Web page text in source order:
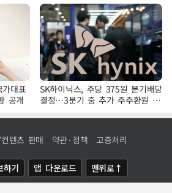
대표
공개
SK하이닉스, 주당 375원 분기배당
결정…3분기 중 추가 주주환원 발
표
텐츠 판매 약관·정책 고충처리
하기 앱 다운로드 맨위로↑